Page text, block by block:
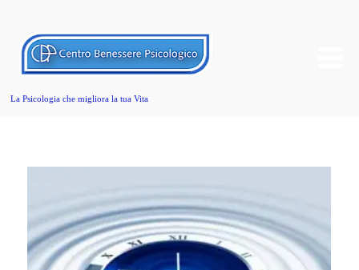
La Psicologia che migliora la tua Vita